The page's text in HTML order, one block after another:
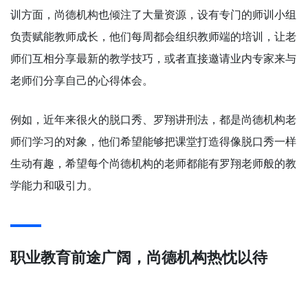
训方面，尚德机构也倾注了大量资源，设有专门的师训小组
负责赋能教师成长，他们每周都会组织教师端的培训，让老
师们互相分享最新的教学技巧，或者直接邀请业内专家来与
老师们分享自己的心得体会。
例如，近年来很火的脱口秀、罗翔讲刑法，都是尚德机构老
师们学习的对象，他们希望能够把课堂打造得像脱口秀一样
生动有趣，希望每个尚德机构的老师都能有罗翔老师般的教
学能力和吸引力。
职业教育前途广阔，尚德机构热忱以待